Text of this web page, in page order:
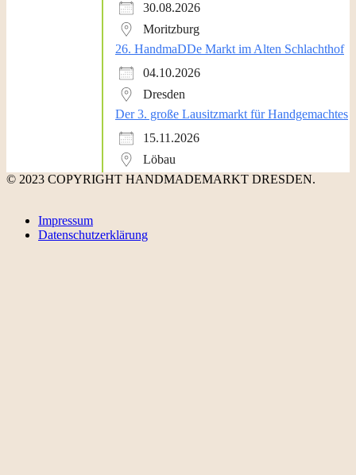
30.08.2026
Moritzburg
26. HandmaDDe Markt im Alten Schlachthof
04.10.2026
Dresden
Der 3. große Lausitzmarkt für Handgemachtes
15.11.2026
Löbau
© 2023 COPYRIGHT HANDMADEMARKT DRESDEN.
Impressum
Datenschutzerklärung